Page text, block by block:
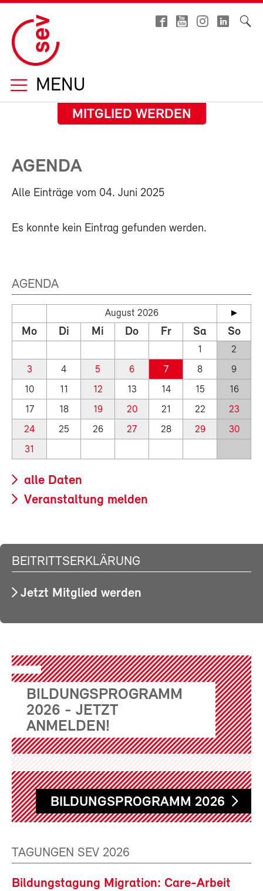
MENU
MITGLIED WERDEN
AGENDA
Alle Einträge vom 04. Juni 2025
Es konnte kein Eintrag gefunden werden.
AGENDA
August 2026
Mo Di Mi Do Fr Sa So
1
2
3
4 5 6 7 8
9
10
11 12 13 14 15
16
17
18 19 20 21 22
23
24
25 26 27 28 29
30
31
alle Daten
Veranstaltung melden
BEITRITTSERKLÄRUNG
Jetzt Mitglied werden
BILDUNGSPROGRAMM
2026 - JETZT
ANMELDEN!
BILDUNGSPROGRAMM 2026
TAGUNGEN SEV 2026
Bildungstagung Migration: Care-Arbeit